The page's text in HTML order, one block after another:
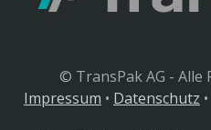
© TransPak AG - Alle
Impressum • Datenschutz •